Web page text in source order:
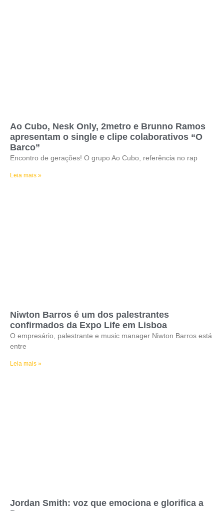
Ao Cubo, Nesk Only, 2metro e Brunno Ramos
apresentam o single e clipe colaborativos “O
Barco”
Encontro de gerações! O grupo Ao Cubo, referência no rap
Leia mais »
Niwton Barros é um dos palestrantes
confirmados da Expo Life em Lisboa
O empresário, palestrante e music manager Niwton Barros está
entre
Leia mais »
Jordan Smith: voz que emociona e glorifica a